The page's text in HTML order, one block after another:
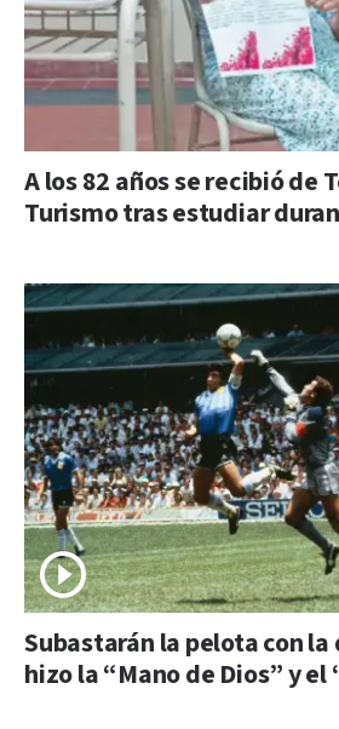
A los 82 años se recibió de
Turismo tras estudiar
Subastarán la pelota con la
hizo la “Mano de Dios” y el